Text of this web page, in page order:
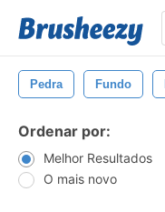
Pedra Fundo
Ordenar por:
Melhor Resultados
O mais novo